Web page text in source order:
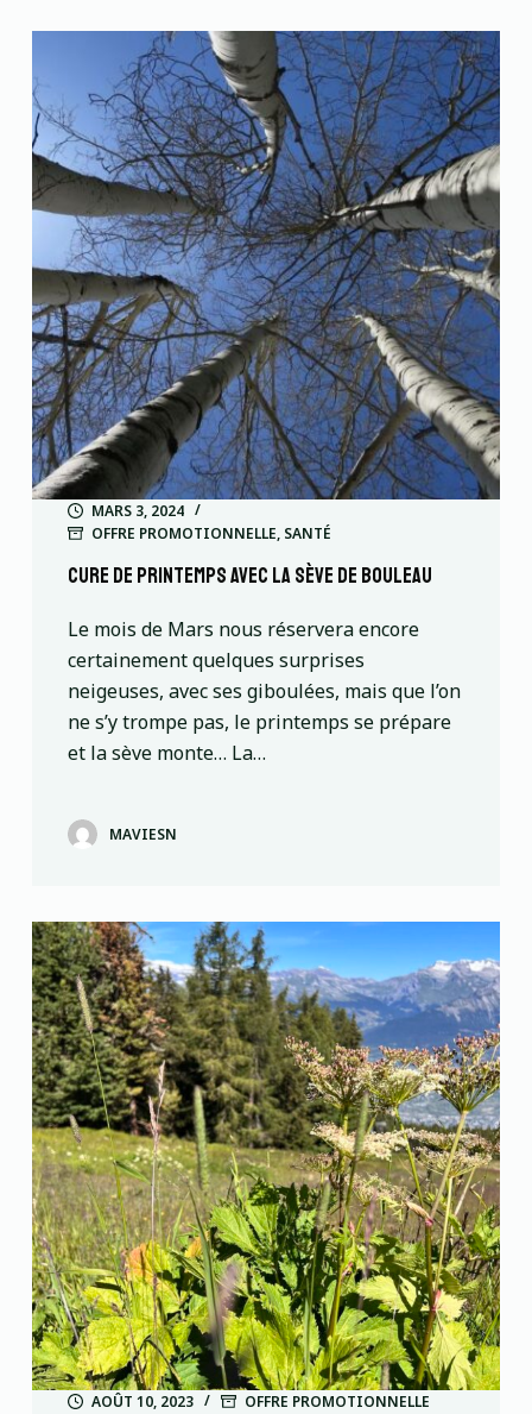
MARS 3, 2024
OFFRE PROMOTIONNELLE, SANTÉ
Cure de printemps avec la sève de bouleau
Le mois de Mars nous réservera encore
certainement quelques surprises
neigeuses, avec ses giboulées, mais que l’on
ne s’y trompe pas, le printemps se prépare
et la sève monte… La…
MAVIESN
AOÛT 10, 2023 OFFRE PROMOTIONNELLE